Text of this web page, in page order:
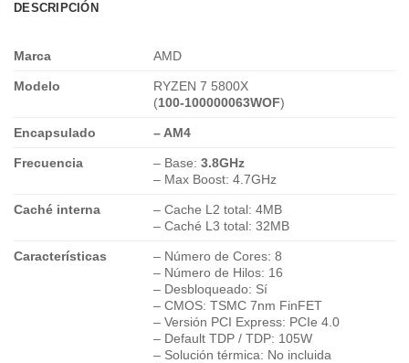
DESCRIPCIÓN
Marca AMD
Modelo
RYZEN 7 5800X
(100-100000063WOF)
Encapsulado – AM4
Frecuencia – Base:3.8GHz
– Max Boost: 4.7GHz
Caché interna
– Cache L2 total: 4MB
– Caché L3 total: 32MB
Características
– Número de Cores: 8
– Número de Hilos: 16
– Desbloqueado: Sí
– CMOS: TSMC 7nm FinFET
– Versión PCI Express: PCIe 4.0
– Default TDP / TDP: 105W
– Solución térmica: No incluida